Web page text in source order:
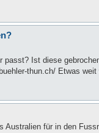
Ist diese
thun.ch/ Etwas
Australien für in den